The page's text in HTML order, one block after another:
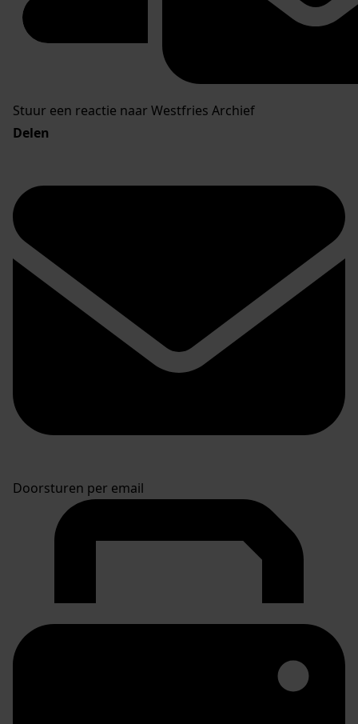
Stuur een reactie naar Westfries Archief
Delen
Doorsturen per email